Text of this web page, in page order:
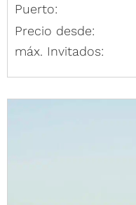
Puerto:
Precio desde:
máx. Invitados: